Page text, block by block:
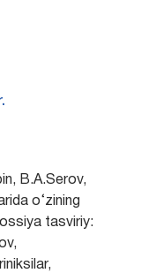
B.A.Serov,
o‘zining
tasviriy: